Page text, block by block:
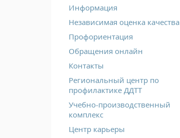
Информация
Независимая оценка качества
Профориентация
Обращения онлайн
Контакты
Региональный центр по
профилактике ДДТТ
Учебно-производственный
комплекс
Центр карьеры